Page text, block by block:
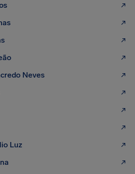
Neves
Luz